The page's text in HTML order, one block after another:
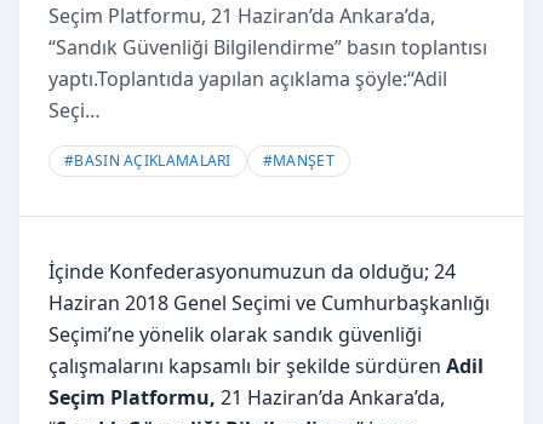
Seçim Platformu, 21 Haziran’da Ankara’da,
“Sandık Güvenliği Bilgilendirme” basın toplantısı
yaptı.Toplantıda yapılan açıklama şöyle:“Adil
Seçi…
#BASIN AÇIKLAMALARI #MANŞET
İçinde Konfederasyonumuzun da olduğu; 24
Haziran 2018 Genel Seçimi ve Cumhurbaşkanlığı
Seçimi’ne yönelik olarak sandık güvenliği
çalışmalarını kapsamlı bir şekilde sürdüren Adil
Seçim Platformu, 21 Haziran’da Ankara’da,